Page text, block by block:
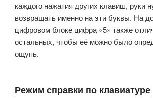
каждого нажатия других клавиш, руки
возвращать именно на эти буквы. На
цифровом блоке цифра «5» также
остальных, чтобы её можно было
ощупь.
Режим справки по клавиатуре